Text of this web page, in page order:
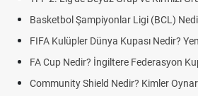
Basketbol Şampiyonlar Ligi (BCL)
FIFA Kulüpler Dünya Kupası Nedir?
FA Cup Nedir? İngiltere Federasyon
Community Shield Nedir? Kimler Oynar